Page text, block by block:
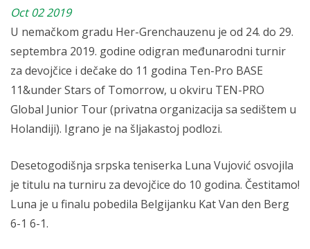
Oct 02 2019
U nemačkom gradu Her-Grenchauzenu je od 24. do 29.
septembra 2019. godine odigran međunarodni turnir
za devojčice i dečake do 11 godina Ten-Pro BASE
11&under Stars of Tomorrow, u okviru TEN-PRO
Global Junior Tour (privatna organizacija sa sedištem u
Holandiji). Igrano je na šljakastoj podlozi.
Desetogodišnja srpska teniserka Luna Vujović osvojila
je titulu na turniru za devojčice do 10 godina. Čestitamo!
Luna je u finalu pobedila Belgijanku Kat Van den Berg
6-1 6-1.